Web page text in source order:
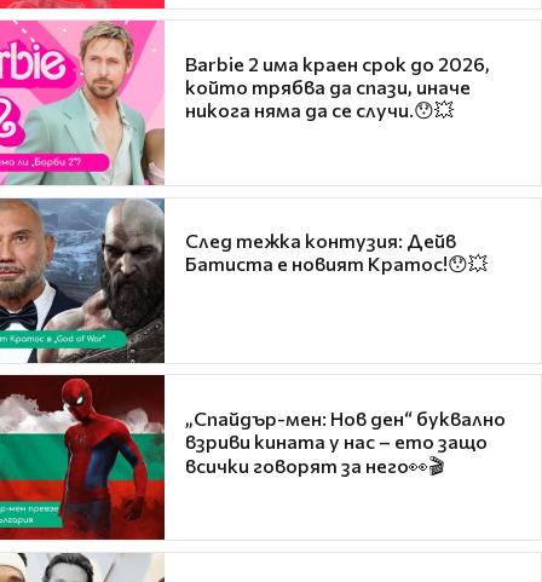
Barbie 2 има краен срок до 2026,
който трябва да спази, иначе
никога няма да се случи.😯💥
След тежка контузия: Дейв
Батиста е новият Кратос!😯💥
„Спайдър-мен: Нов ден“ буквално
взриви кината у нас – ето защо
всички говорят за него👀🎬